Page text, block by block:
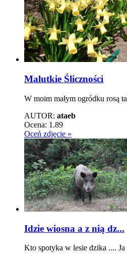
Malutkie Śliczności
W moim małym ogródku rosą
AUTOR: ataeb
Ocena: 1.89
Oceń zdjęcie »
Idzie wiosna a z nią dz...
Kto spotyka w lesie dzika .... Ja